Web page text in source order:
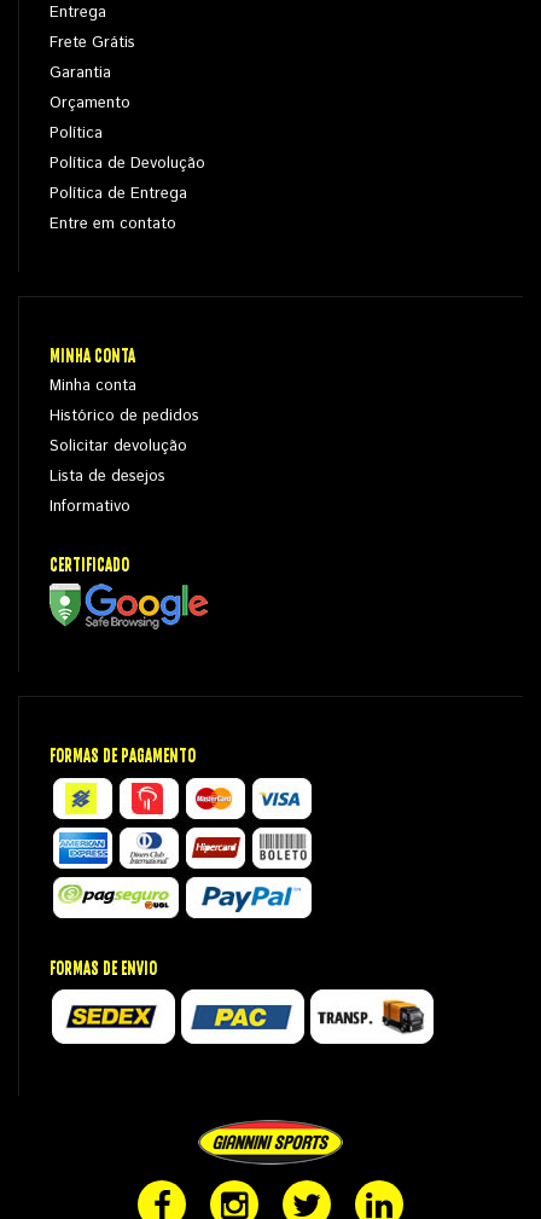
Entrega
Frete Grátis
Garantia
Orçamento
Política
Política de Devolução
Política de Entrega
Entre em contato
MINHA CONTA
Minha conta
Histórico de pedidos
Solicitar devolução
Lista de desejos
Informativo
CERTIFICADO
FORMAS DE PAGAMENTO
FORMAS DE ENVIO